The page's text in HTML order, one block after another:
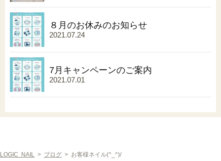
８月のお休みのお知らせ
2021.07.24
7月キャンペーンのご案内
2021.07.01
LOGIC NAIL > ブログ > お客様ネイル(^_^)/